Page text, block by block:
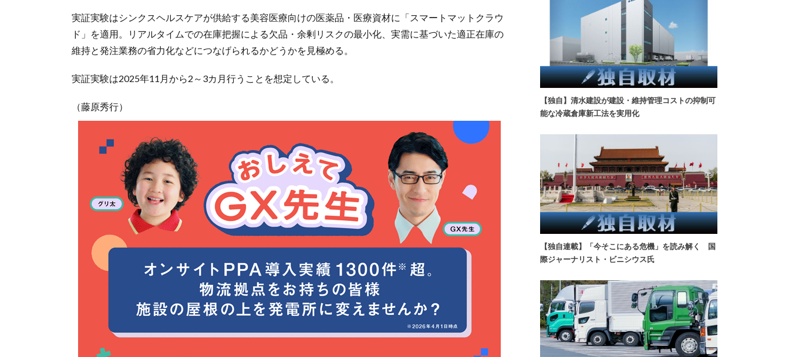
実証実験はシンクスヘルスケアが供給する美容医療向けの医薬品・医療資材に「スマートマットクラウ
ド」を適用。リアルタイムでの在庫把握による欠品・余剰リスクの最小化、実需に基づいた適正在庫の
維持と発注業務の省力化などにつなげられるかどうかを見極める。
実証実験は2025年11月から2～3カ月行うことを想定している。
（藤原秀行）
【独自】清水建設が建設・維持管理コストの抑制可
能な冷蔵倉庫新工法を実用化
【独自連載】「今そこにある危機」を読み解く 国
際ジャーナリスト・ビニシウス氏